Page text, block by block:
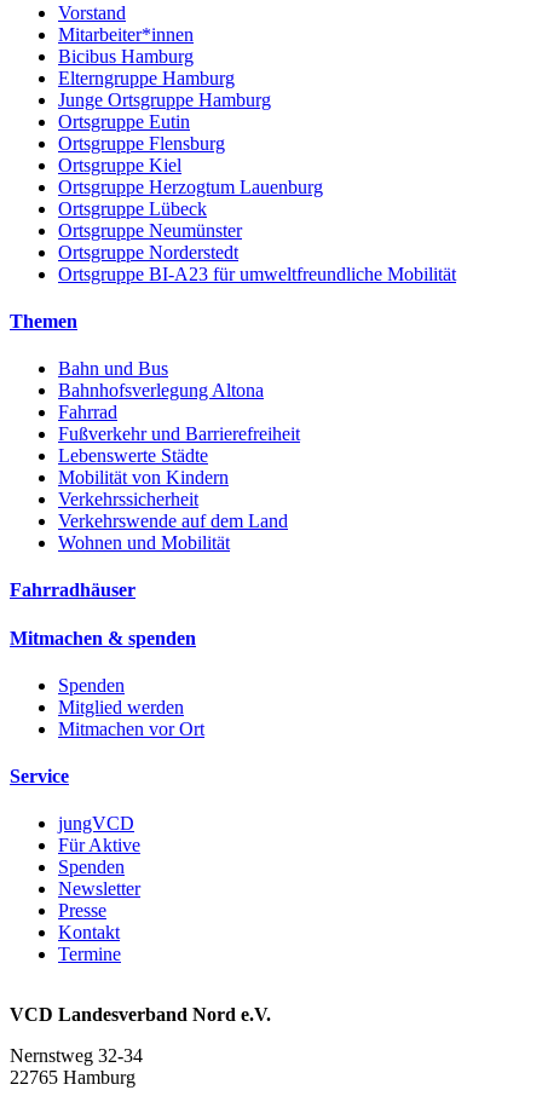
Vorstand
Mitarbeiter*innen
Bicibus Hamburg
Elterngruppe Hamburg
Junge Ortsgruppe Hamburg
Ortsgruppe Eutin
Ortsgruppe Flensburg
Ortsgruppe Kiel
Ortsgruppe Herzogtum Lauenburg
Ortsgruppe Lübeck
Ortsgruppe Neumünster
Ortsgruppe Norderstedt
Ortsgruppe BI-A23 für umweltfreundliche Mobilität
Themen
Bahn und Bus
Bahnhofsverlegung Altona
Fahrrad
Fußverkehr und Barrierefreiheit
Lebenswerte Städte
Mobilität von Kindern
Verkehrssicherheit
Verkehrswende auf dem Land
Wohnen und Mobilität
Fahrradhäuser
Mitmachen & spenden
Spenden
Mitglied werden
Mitmachen vor Ort
Service
jungVCD
Für Aktive
Spenden
Newsletter
Presse
Kontakt
Termine
VCD Landesverband Nord e.V.
Nernstweg 32-34
22765 Hamburg